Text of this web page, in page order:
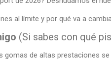
al límite y por qué va a
(Si sabes con qué
gomas de altas prestaciones